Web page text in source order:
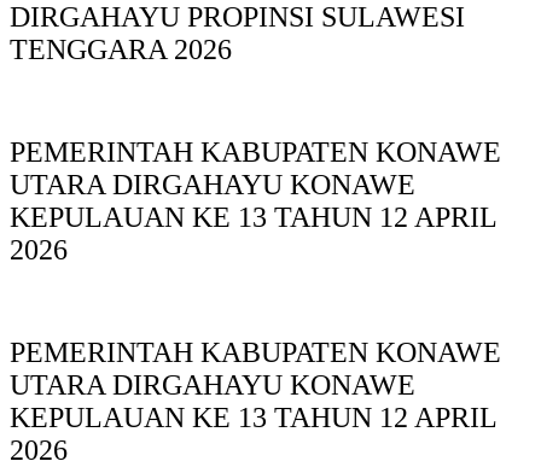
DIRGAHAYU PROPINSI SULAWESI
TENGGARA 2026
PEMERINTAH KABUPATEN KONAWE
UTARA DIRGAHAYU KONAWE
KEPULAUAN KE 13 TAHUN 12 APRIL
2026
PEMERINTAH KABUPATEN KONAWE
UTARA DIRGAHAYU KONAWE
KEPULAUAN KE 13 TAHUN 12 APRIL
2026